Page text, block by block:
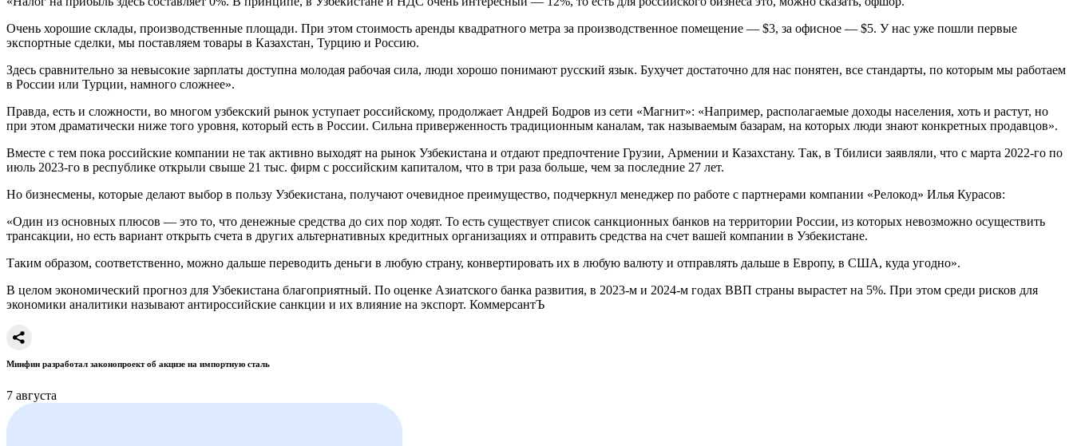
Очень хорошие склады, производственные площади. При этом стоимость аренды квадратного метра за производственное помещение — $3, за офисное — $5. У нас уже пошли первые
экспортные сделки, мы поставляем товары в Казахстан, Турцию и Россию.
Здесь сравнительно за невысокие зарплаты доступна молодая рабочая сила, люди хорошо понимают русский язык. Бухучет достаточно для нас понятен, все стандарты, по которым мы работаем
в России или Турции, намного сложнее».
Правда, есть и сложности, во многом узбекский рынок уступает российскому, продолжает Андрей Бодров из сети «Магнит»: «Например, располагаемые доходы населения, хоть и растут, но
при этом драматически ниже того уровня, который есть в России. Сильна приверженность традиционным каналам, так называемым базарам, на которых люди знают конкретных продавцов».
Вместе с тем пока российские компании не так активно выходят на рынок Узбекистана и отдают предпочтение Грузии, Армении и Казахстану. Так, в Тбилиси заявляли, что с марта 2022-го по
июль 2023-го в республике открыли свыше 21 тыс. фирм с российским капиталом, что в три раза больше, чем за последние 27 лет.
Но бизнесмены, которые делают выбор в пользу Узбекистана, получают очевидное преимущество, подчеркнул менеджер по работе с партнерами компании «Релокод» Илья Курасов:
«Один из основных плюсов — это то, что денежные средства до сих пор ходят. То есть существует список санкционных банков на территории России, из которых невозможно осуществить
трансакции, но есть вариант открыть счета в других альтернативных кредитных организациях и отправить средства на счет вашей компании в Узбекистане.
Таким образом, соответственно, можно дальше переводить деньги в любую страну, конвертировать их в любую валюту и отправлять дальше в Европу, в США, куда угодно».
В целом экономический прогноз для Узбекистана благоприятный. По оценке Азиатского банка развития, в 2023-м и 2024-м годах ВВП страны вырастет на 5%. При этом среди рисков для
экономики аналитики называют антироссийские санкции и их влияние на экспорт. КоммерсантЪ
Минфин разработал законопроект об акцизе на импортную сталь
7 августа